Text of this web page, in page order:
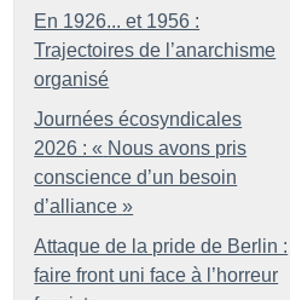
En 1926... et 1956 :
Trajectoires de l’anarchisme
organisé
Journées écosyndicales
2026 : « Nous avons pris
conscience d’un besoin
d’alliance »
Attaque de la pride de Berlin :
faire front uni face à l’horreur